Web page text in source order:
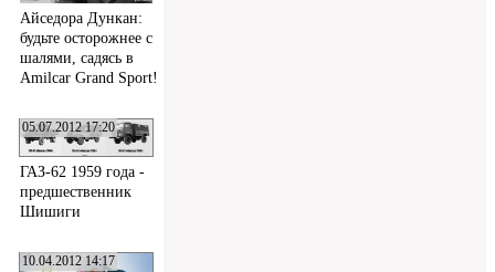
Айседора Дункан:
будьте осторожнее с
шалями, садясь в
Amilcar Grand Sport!
05.07.2012 17:20
ГАЗ-62 1959 года -
предшественник
Шишиги
10.04.2012 14:17